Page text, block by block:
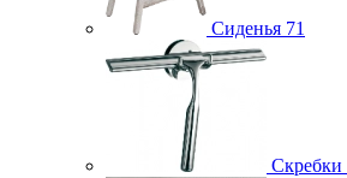
Сиденья 71
Скребки